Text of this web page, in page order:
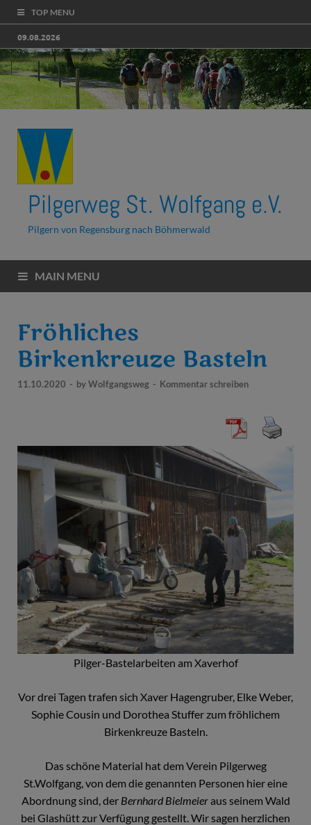
TOP MENU
09.08.2026
Pilgerweg St. Wolfgang e.V.
Pilgern von Regensburg nach Böhmerwald
MAIN MENU
Fröhliches
Birkenkreuze Basteln
11.10.2020 - byWolfgangsweg - Kommentar schreiben
Pilger-Bastelarbeiten am Xaverhof
Vor drei Tagen trafen sich Xaver Hagengruber, Elke Weber,
Sophie Cousin und Dorothea Stuffer zum fröhlichem
Birkenkreuze Basteln.
Das schöne Material hat dem Verein Pilgerweg
St.Wolfgang, von dem die genannten Personen hier eine
Abordnung sind, der Bernhard Bielmeieraus seinem Wald
bei Glashütt zur Verfügung gestellt. Wir sagen herzlichen